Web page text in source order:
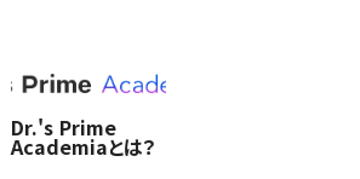
Dr.'s Prime
Academiaとは？